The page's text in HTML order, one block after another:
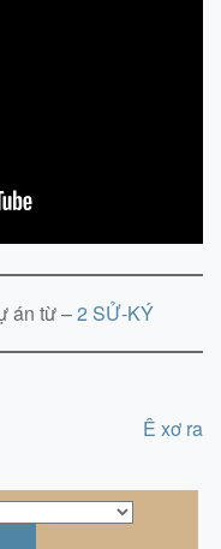
án từ –2 SỬ-KÝ
Ê xơ ra